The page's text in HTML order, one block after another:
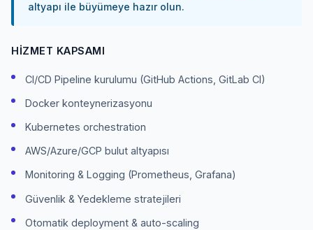
altyapı ile büyümeye hazır olun.
HIZMET KAPSAMI
CI/CD Pipeline kurulumu (GitHub Actions, GitLab CI)
Docker konteynerizasyonu
Kubernetes orchestration
AWS/Azure/GCP bulut altyapısı
Monitoring & Logging (Prometheus, Grafana)
Güvenlik & Yedekleme stratejileri
Otomatik deployment & auto-scaling